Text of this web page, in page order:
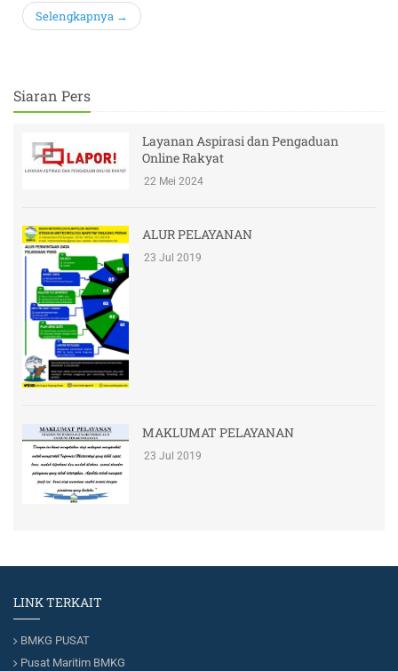
Selengkapnya →
Siaran Pers
Layanan Aspirasi dan Pengaduan
Online Rakyat
22 Mei 2024
ALUR PELAYANAN
23 Jul 2019
MAKLUMAT PELAYANAN
23 Jul 2019
LINK TERKAIT
BMKG PUSAT
Pusat Maritim BMKG